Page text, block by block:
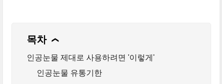
목차 ❯
인공눈물 제대로 사용하려면 '이렇게'
인공눈물 유통기한